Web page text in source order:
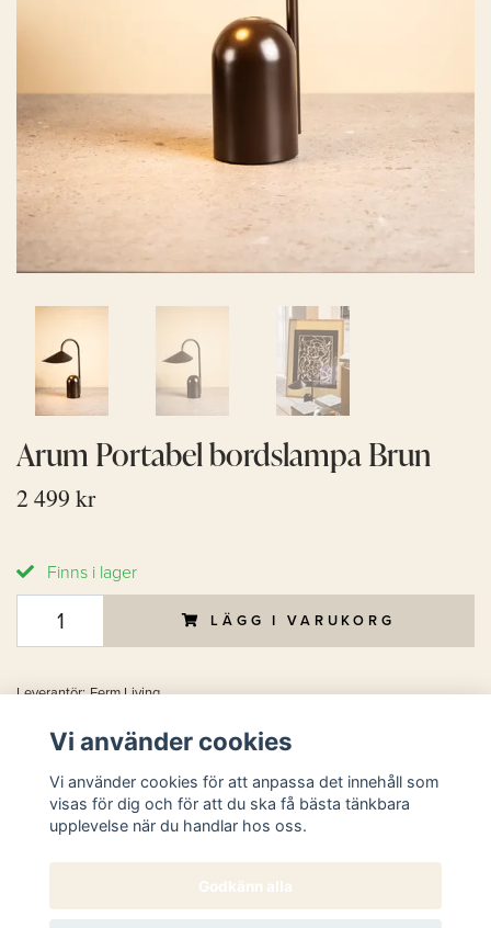
Arum Portabel bordslampa Brun
2 499 kr
Finns i lager
LÄGG I VARUKORG
Leverantör: Ferm Living
Mått: 7 x 14,5 x 30cm
Material: Pulverlackerad järn och aluminium
Ljuskälla: 3W dimmbar LED-lampa, ej utbytbar. Varmvit. 3-
Vi använder cookies
Vi använder cookies för att anpassa det innehåll som
visas för dig och för att du ska få bästa tänkbara
upplevelse när du handlar hos oss.
Godkänn alla